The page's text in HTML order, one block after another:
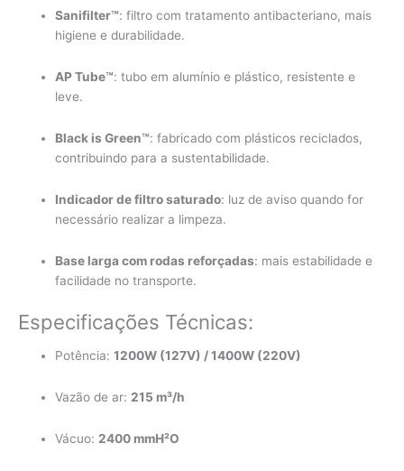
Sanifilter™: filtro com tratamento antibacteriano, mais
higiene e durabilidade.
AP Tube™: tubo em alumínio e plástico, resistente e
leve.
Black is Green™: fabricado com plásticos reciclados,
contribuindo para a sustentabilidade.
Indicador de filtro saturado: luz de aviso quando for
necessário realizar a limpeza.
Base larga com rodas reforçadas: mais estabilidade e
facilidade no transporte.
Especificações Técnicas:
Potência:1200W (127V) / 1400W (220V)
Vazão de ar: 215 m³/h
Vácuo: 2400 mmH²O